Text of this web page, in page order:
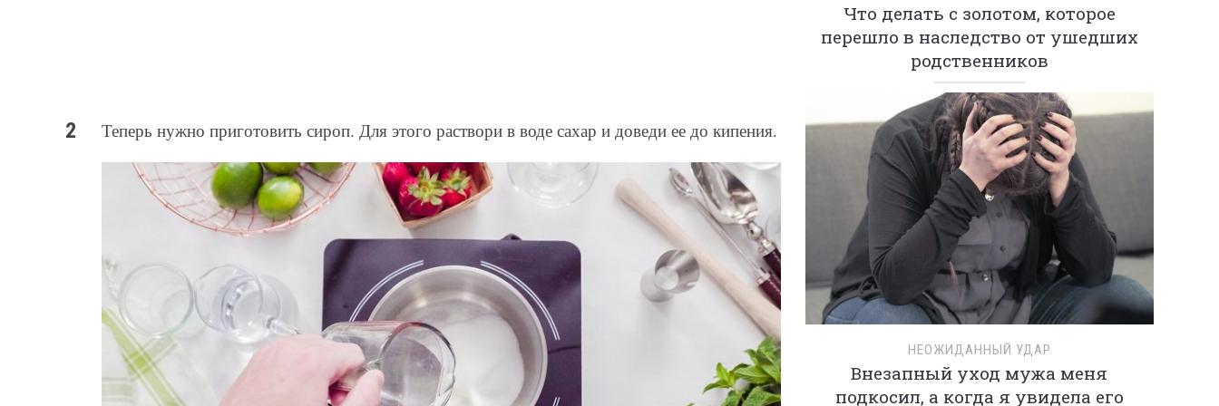
Теперь нужно приготовить сироп. Для этого раствори в воде сахар и доведи ее до кипения.
Что делать с золотом, которое
перешло в наследство от ушедших
родственников
НЕОЖИДАННЫЙ УДАР
Внезапный уход мужа меня
подкосил, а когда я увидела его